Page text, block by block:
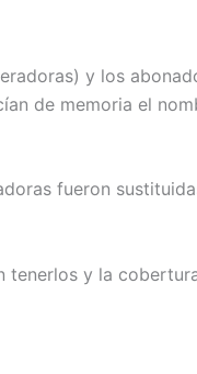
y los
de memoria el
fueron
tenerlos y la